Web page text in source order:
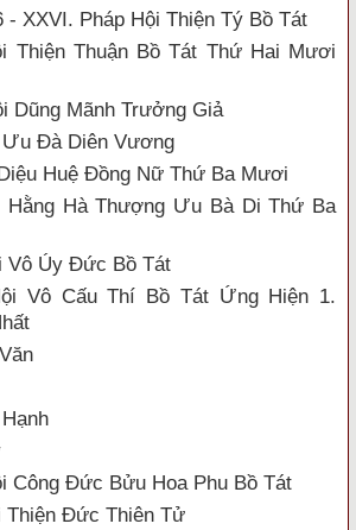
- XXVI. Pháp Hội Thiện Tý Bồ Tát
Thiện Thuận Bồ Tát Thứ Hai Mươi
Dũng Mãnh Trưởng Giả
Đà Diên Vương
Huệ Đồng Nữ Thứ Ba Mươi
Hằng Hà Thượng Ưu Bà Di Thứ Ba
Vô Úy Đức Bồ Tát
Vô Cấu Thí Bồ Tát Ứng Hiện 1.
Công Đức Bửu Hoa Phu Bồ Tát
Thiện Đức Thiên Tử